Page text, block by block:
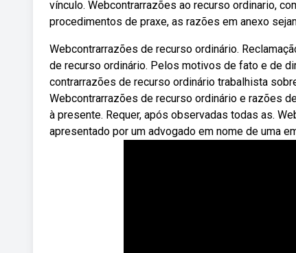
vínculo. Webcontrarrazões ao recurso ordinario,
procedimentos de praxe, as razões em anexo
Webcontrarrazões de recurso ordinário.
de recurso ordinário. Pelos motivos de fato e de
contrarrazões de recurso ordinário trabalhista
Webcontrarrazões de recurso ordinário e razões
à presente. Requer, após observadas todas as.
apresentado por um advogado em nome de uma